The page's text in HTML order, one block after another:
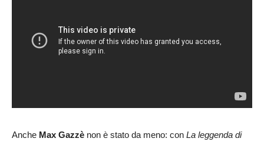
Anche Max Gazzè non è stato da meno: con La leggenda di